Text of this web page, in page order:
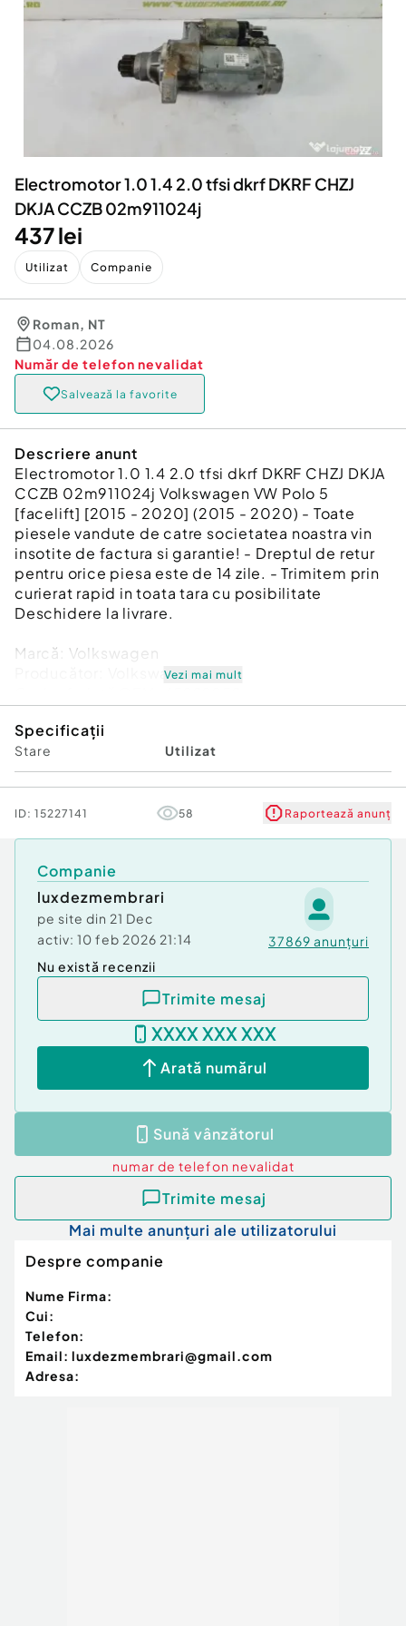
Servicii
Animale de companie
Afaceri și echipamente profesionale
Inchiriere Bunuri si Vehicule
Utilaje agricole si industriale
Piese auto si accesorii
Electromotor 1.0 1.4 2.0 tfsi dkrf DKRF CHZJ
DKJA CCZB 02m911024j
437 lei
Utilizat Companie
Roman, NT
04.08.2026
Număr de telefon nevalidat
Salvează la favorite
Descriere anunt
Electromotor 1.0 1.4 2.0 tfsi dkrf DKRF CHZJ DKJA
CCZB 02m911024j Volkswagen VW Polo 5
[facelift] [2015 - 2020] (2015 - 2020) - Toate
piesele vandute de catre societatea noastra vin
insotite de factura si garantie! - Dreptul de retur
pentru orice piesa este de 14 zile. - Trimitem prin
curierat rapid in toata tara cu posibilitate
Deschidere la livrare.
Marcă: Volkswagen
Producător: Volkswagen VW
CHZJ DKJA CCZB 02m911024j
Garanție
Vezi mai mult
Specificații
Stare Utilizat
ID: 15227141 58 Raportează anunț
Companie
luxdezmembrari
pe site din 21 Dec
activ: 10 feb 2026 21:14 37869 anunțuri
Nu există recenzii
Trimite mesaj
XXXX XXX XXX
Arată numărul
Sună vânzătorul
numar de telefon nevalidat
Trimite mesaj
Mai multe anunțuri ale utilizatorului
Despre companie
Nume Firma:
Cui:
Telefon:
Email: luxdezmembrari@gmail.com
Adresa: